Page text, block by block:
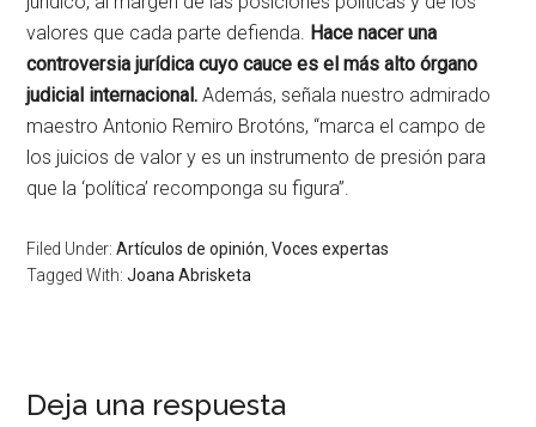
valores que cada parte defienda. Hace nacer una
controversia jurídica cuyo cauce es el más alto órgano
judicial internacional. Además, señala nuestro admirado
maestro Antonio Remiro Brotóns, “marca el campo de
los juicios de valor y es un instrumento de presión para
que la ‘política’ recomponga su figura”.
Filed Under:Artículos de opinión ,Voces expertas
Tagged With:Joana Abrisketa
Deja una respuesta